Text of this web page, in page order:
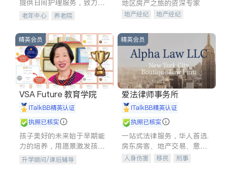
提供日间护理服务，致力于
通过持续的护理创新来有效
老年中心 养老院
地区房产之旅的资深专家
地产经纪
地产经纪
商铺租售
精英会员
VSA Future 教育学院
iTalkBB精英认证
执照已核实
孩子美好的未来始于早期能
力的培养，用愿景激发孩子
的学习潜力和动力。理念：
拥有成长型心态是成功的基
升学顾问/课后辅导
精英会员
爱法律师事务所
iTalkBB精英认证
执照已核实
一站式法律服务，华人首选.
房东房客、地产交易、意外
伤害、车祸重伤、商业诉
人身伤害 移民
刑事